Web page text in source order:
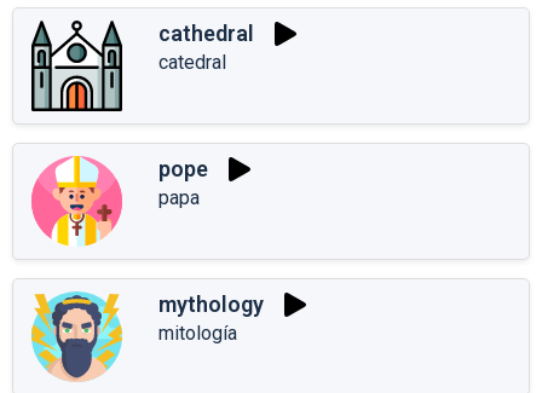
cathedral
catedral
pope
papa
mythology
mitología